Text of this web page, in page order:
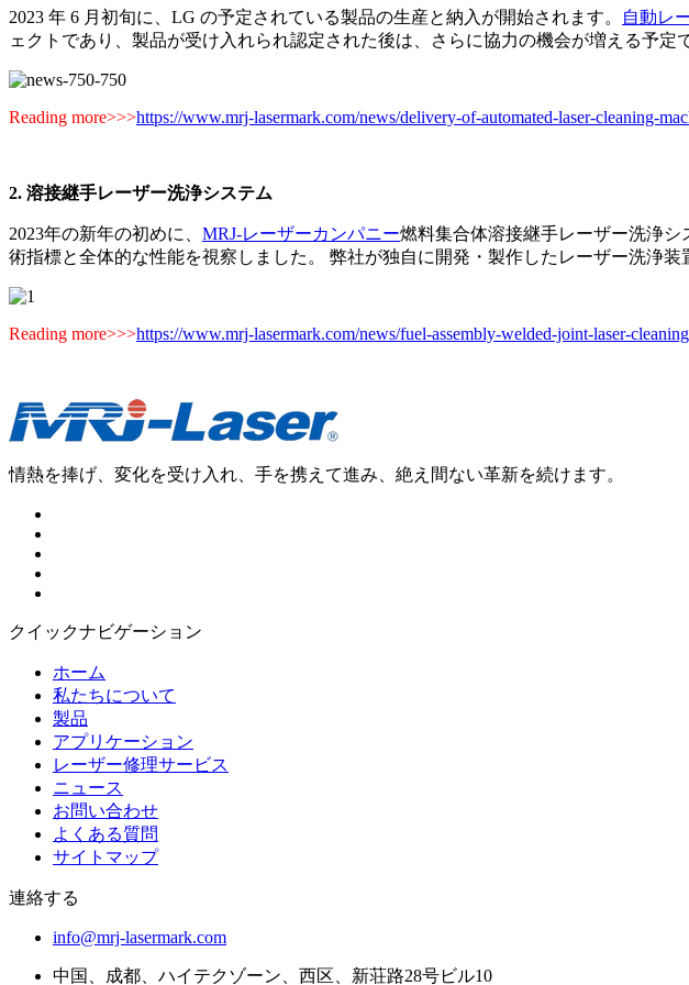
2023 年 6 月初旬に、LG の予定されている製品の生産と納入が開始されます。 自動レ
ェクトであり、製品が受け入れられ認定された後は、さらに協力の機会が増える予定
Reading more>>>https://www.mrj-lasermark.com/news/delivery-of-automated-laser-cleaning-
2. 溶接継手レーザー洗浄システム
2023年の新年の初めに、 MRJ-レーザーカンパニー燃料集合体溶接継手レーザー洗浄
術指標と全体的な性能を視察しました。 弊社が独自に開発・製作したレーザー洗浄装
Reading more>>>https://www.mrj-lasermark.com/news/fuel-assembly-welded-joint-laser-
情熱を捧げ、変化を受け入れ、手を携えて進み、絶え間ない革新を続けます。
クイックナビゲーション
ホーム
私たちについて
製品
アプリケーション
レーザー修理サービス
ニュース
お問い合わせ
よくある質問
サイトマップ
連絡する
info@mrj-lasermark.com
中国、成都、ハイテクゾーン、西区、新荘路28号ビル10